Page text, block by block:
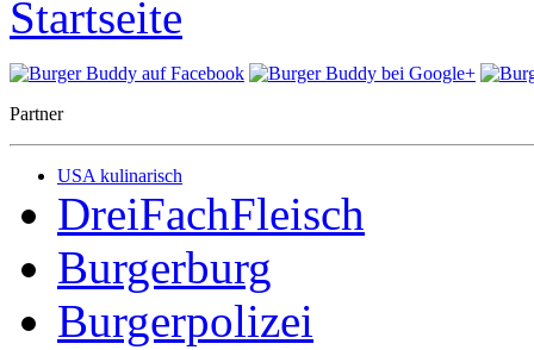
Partner
USA kulinarisch
DreiFachFleisch
Burgerburg
Burgerpolizei